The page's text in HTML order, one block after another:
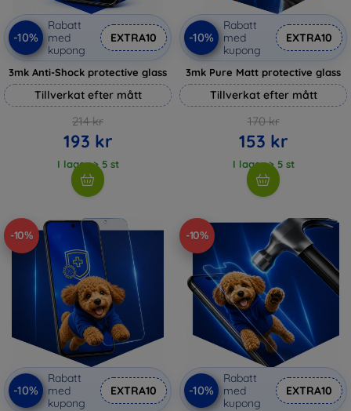
-10%
Rabatt
med
kupong
EXTRA10
3mk Anti-Shock protective glass
Tillverkat efter mått
214 kr
193 kr
I lager > 5 st
-10%
Rabatt
med
kupong
EXTRA10
3mk Pure Matt protective glass
Tillverkat efter mått
170 kr
153 kr
I lager > 5 st
-10%
-10%
Rabatt
med
kupong
EXTRA10
-10%
-10%
Rabatt
med
kupong
EXTRA10